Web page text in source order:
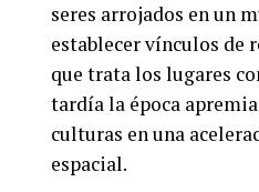
seres arrojados en un
establecer vínculos de
que trata los lugares
tardía la época
culturas en una
espacial.